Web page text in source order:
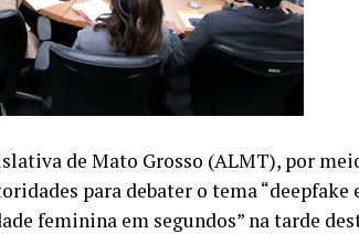
de Mato Grosso (ALMT), por
para debater o tema
feminina em segundos” na tarde